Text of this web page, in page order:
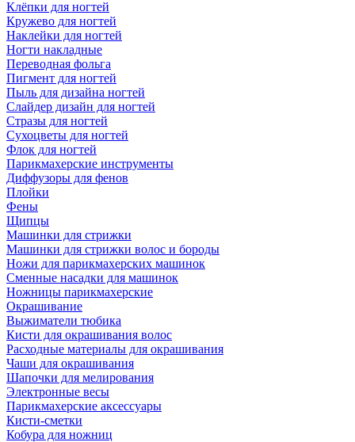
Клёпки для ногтей
Кружево для ногтей
Наклейки для ногтей
Ногти накладные
Переводная фольга
Пигмент для ногтей
Пыль для дизайна ногтей
Слайдер дизайн для ногтей
Стразы для ногтей
Сухоцветы для ногтей
Флок для ногтей
Парикмахерские инструменты
Диффузоры для фенов
Плойки
Фены
Щипцы
Машинки для стрижки
Машинки для стрижки волос и бороды
Ножи для парикмахерских машинок
Сменные насадки для машинок
Ножницы парикмахерские
Окрашивание
Выжиматели тюбика
Кисти для окрашивания волос
Расходные материалы для окрашивания
Чаши для окрашивания
Шапочки для мелирования
Электронные весы
Парикмахерские аксессуары
Кисти-сметки
Кобура для ножниц